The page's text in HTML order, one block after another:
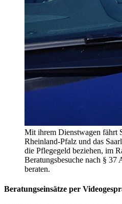
Mit ihrem Dienstwagen fährt
Rheinland-Pfalz und das
die Pflegegeld beziehen, im
Beratungsbesuche nach §
beraten.
Beratungseinsätze per